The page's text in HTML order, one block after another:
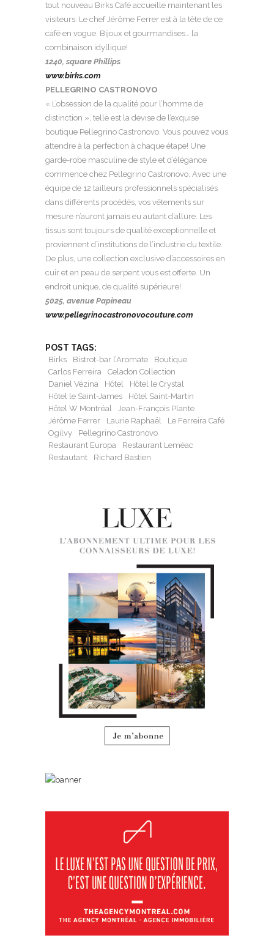
tout nouveau Birks Café accueille maintenant les
visiteurs. Le chef Jérôme Ferrer est à la tête de ce
café en vogue. Bijoux et gourmandises… la
combinaison idyllique!
1240, square Phillips
www.birks.com
PELLEGRINO CASTRONOVO
« L’obsession de la qualité pour l’homme de
distinction », telle est la devise de l’exquise
boutique Pellegrino Castronovo. Vous pouvez vous
attendre à la perfection à chaque étape! Une
garde-robe masculine de style et d’élégance
commence chez Pellegrino Castronovo. Avec une
équipe de 12 tailleurs professionnels spécialisés
dans différents procédés, vos vêtements sur
mesure n’auront jamais eu autant d’allure. Les
tissus sont toujours de qualité exceptionnelle et
proviennent d’institutions de l’industrie du textile.
De plus, une collection exclusive d’accessoires en
cuir et en peau de serpent vous est offerte. Un
endroit unique, de qualité supérieure!
5025, avenue Papineau
www.pellegrinocastronovocouture.com
POST TAGS:
Birks Bistrot-bar l’Aromate
Boutique
Carlos Ferreira
Celadon Collection
Daniel Vézina
Hôtel
Hôtel le Crystal
Hôtel le Saint-James
Hôtel Saint-Martin
Hôtel W Montréal
Jean-François Plante
Jérôme Ferrer
Laurie Raphaël
Le Ferreira Café
Ogilvy
Pellegrino Castronovo
Restaurant Europa
Restaurant Leméac
Restautant
Richard Bastien